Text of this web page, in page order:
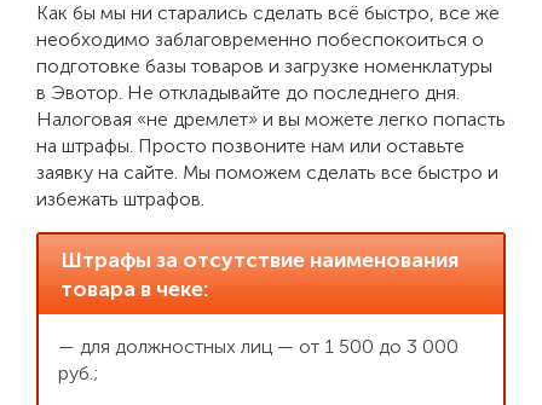
Как бы мы ни старались сделать всё быстро, все же
необходимо заблаговременно побеспокоиться о
подготовке базы товаров и загрузке номенклатуры
в Эвотор. Не откладывайте до последнего дня.
Налоговая «не дремлет» и вы можете легко попасть
на штрафы. Просто позвоните нам или оставьте
заявку на сайте. Мы поможем сделать все быстро и
избежать штрафов.
Штрафы за отсутствие наименования
товара в чеке:
— для должностных лиц — от 1 500 до 3 000
руб.;